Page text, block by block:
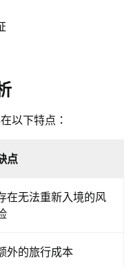
以下特点：
点
在无法重新入境的风
外的旅行成本